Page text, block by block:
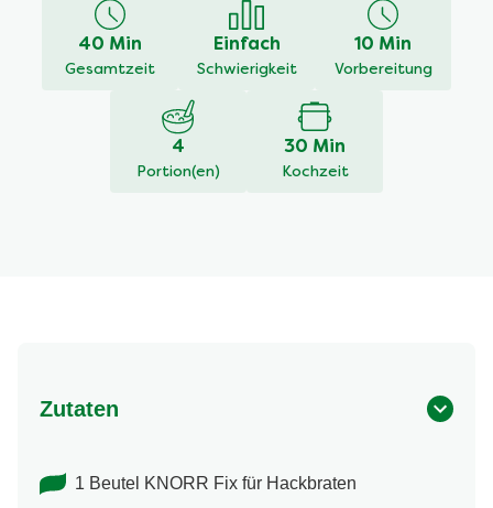
abgegeben40 Min
Gesamtzeit
Einfach
Schwierigkeit
10 Min
Vorbereitung
4
Portion(en)
30 Min
Kochzeit
Zutaten
1 Beutel KNORR Fix für Hackbraten